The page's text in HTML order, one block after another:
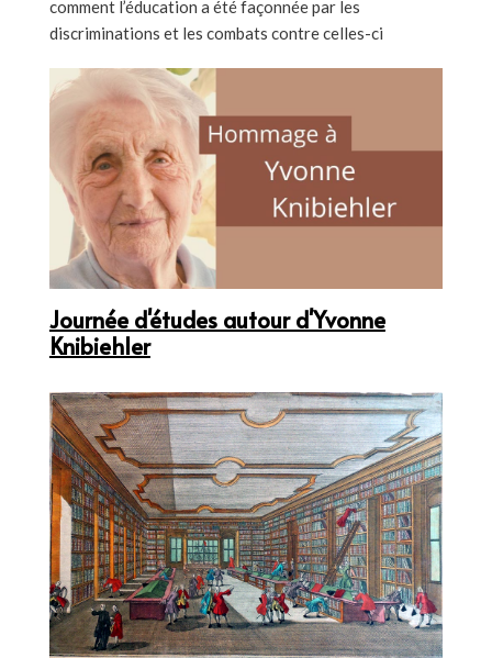
comment l’éducation a été façonnée par les
discriminations et les combats contre celles-ci
Journée d'études autour d'Yvonne
Knibiehler